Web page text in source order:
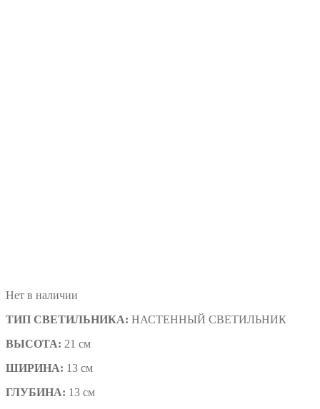
Нет в наличии
ТИП СВЕТИЛЬНИКА: НАСТЕННЫЙ СВЕТИЛЬНИК
ВЫСОТА: 21 см
ШИРИНА: 13 см
ГЛУБИНА: 13 см